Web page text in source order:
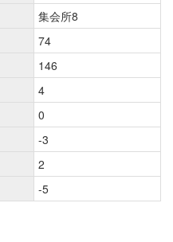
集会所8
74
146
4
0
-3
2
-5